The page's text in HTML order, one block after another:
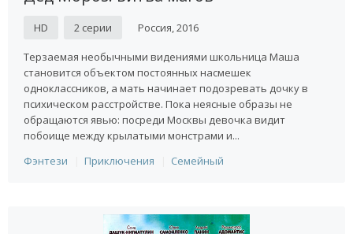
HD 2 серии Россия, 2016
Терзаемая необычными видениями школьница Маша
становится объектом постоянных насмешек
одноклассников, а мать начинает подозревать дочку в
психическом расстройстве. Пока неясные образы не
обращаются явью: посреди Москвы девочка видит
побоище между крылатыми монстрами и...
Фэнтези
Приключения Семейный